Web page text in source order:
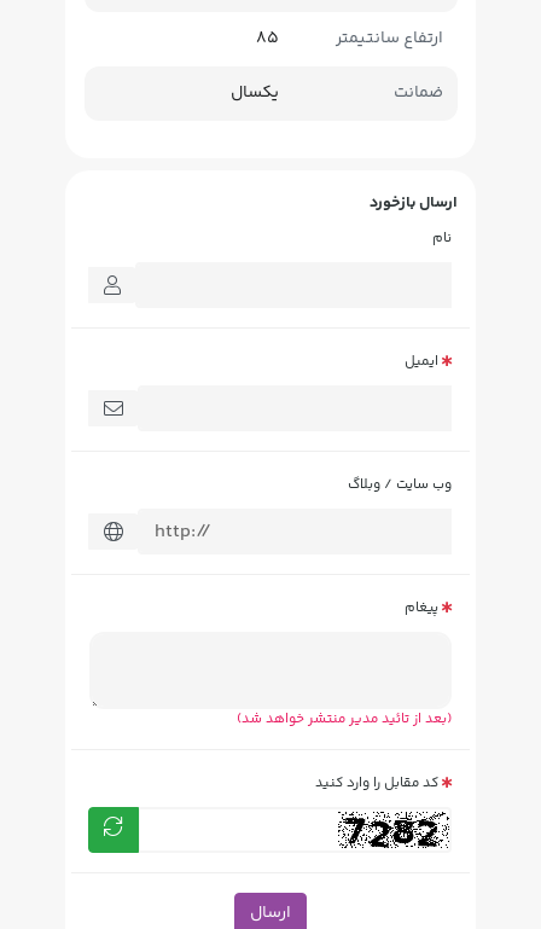
ارتفاع سانتیمتر 85
ضمانت یکسال
ارسال بازخورد
نام
ایمیل
وب سایت / وبلاگ
پیغام
(بعد از تائید مدیر منتشر خواهد شد)
کد مقابل را وارد کنید
ارسال